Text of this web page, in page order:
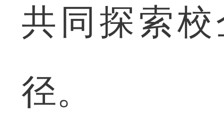
共同探索
径。